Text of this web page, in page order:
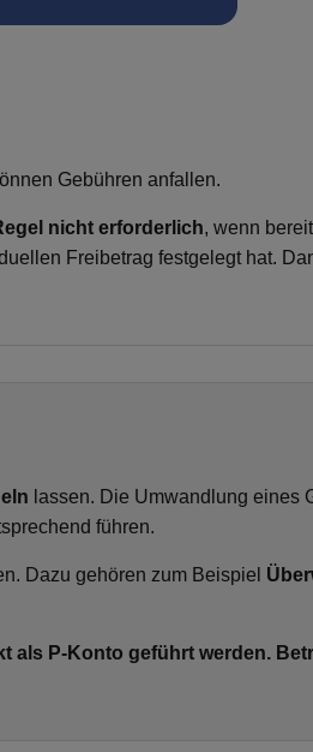
Gebühren anfallen.
nicht erforderlich, wenn
Freibetrag festgelegt hat.
lassen. Die Umwandlung eines
führen.
Dazu gehören zum Beispiel
P-Konto geführt werden.